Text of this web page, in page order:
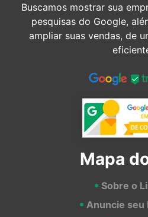
Buscamos mostrar sua
pesquisas do Google,
ampliar suas vendas, de
Mapa
Sobre o
Anuncie seu